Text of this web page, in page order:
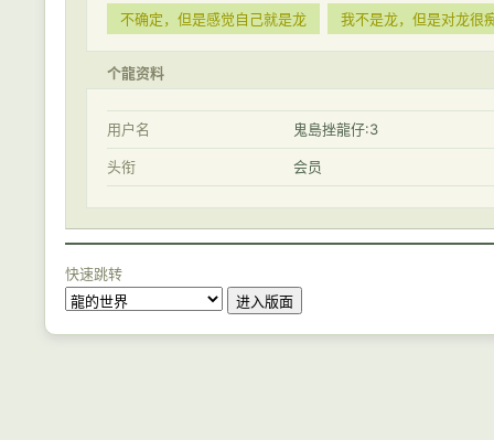
不确定，但是感觉自己就是龙 我不是龙，但是对龙很
个龍资料
用户名 鬼島挫龍仔:3
头衔 会员
快速跳转